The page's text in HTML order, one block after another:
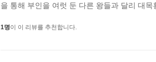
을 통해 부인을 여럿 둔 다른 왕들과 달리 대
1명이 이 리뷰를 추천합니다.